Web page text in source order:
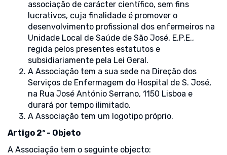
associação de carácter científico, sem fins
lucrativos, cuja finalidade é promover o
desenvolvimento profissional dos enfermeiros na
Unidade Local de Saúde de São José, E.P.E.,
regida pelos presentes estatutos e
subsidiariamente pela Lei Geral.
A Associação tem a sua sede na Direção dos
Serviços de Enfermagem do Hospital de S. José,
na Rua José António Serrano, 1150 Lisboa e
durará por tempo ilimitado.
A Associação tem um logotipo próprio.
Artigo 2º - Objeto
A Associação tem o seguinte objecto: